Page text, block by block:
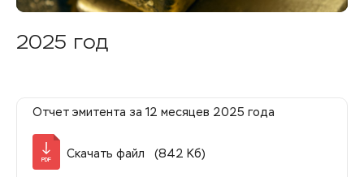
2025 год
Отчет эмитента за 12 месяцев 2025 года
PDF
Скачать файл (842 Кб)